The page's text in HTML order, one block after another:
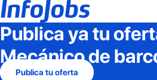
Publica ya tu
Mecánico de
Publica tu oferta